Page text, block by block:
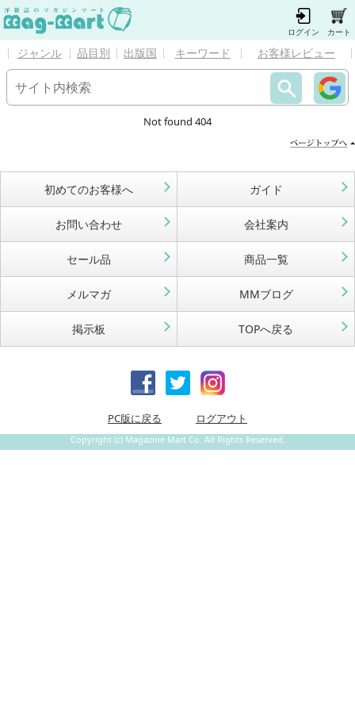
ログイン カート
ジャンル 品目別 出版国 キーワード お客様レビュー
Not found 404
初めてのお客様へ ガイド
お問い合わせ 会社案内
セール品 商品一覧
メルマガ MMブログ
掲示板 TOPへ戻る
PC版に戻る ログアウト
Copyright (c) Magazine Mart Co. All Rights Reserved.